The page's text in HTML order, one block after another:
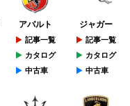
アバルト
記事一覧
カタログ
中古車
ジャガー
記事一覧
カタログ
中古車